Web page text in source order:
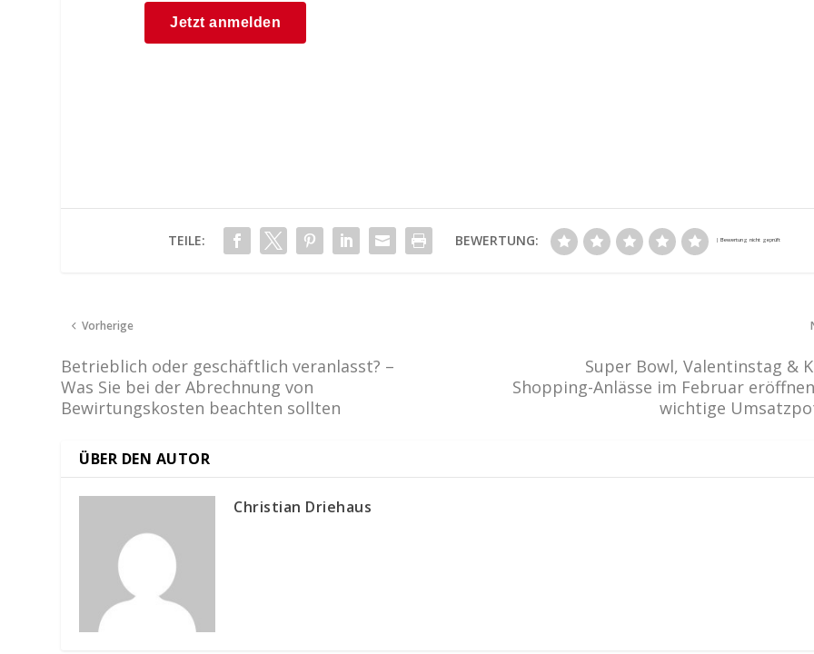
TEILE: BEWERTUNG:
Vorherige
Betrieblich oder geschäftlich veranlasst? –
Was Sie bei der Abrechnung von
Bewirtungskosten beachten sollten
Super Bowl, Valentinstag &
Shopping-Anlässe im Februar
wichtige
ÜBER DEN AUTOR
Christian Driehaus